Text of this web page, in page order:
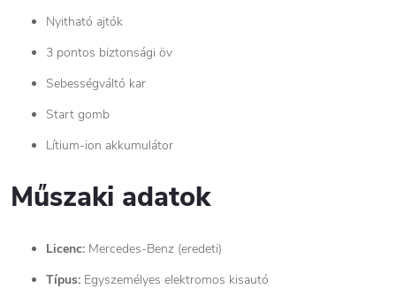
Nyitható ajtók
3 pontos biztonsági öv
Sebességváltó kar
Start gomb
Lítium-ion akkumulátor
Műszaki adatok
Licenc: Mercedes-Benz (eredeti)
Típus: Egyszemélyes elektromos kisautó